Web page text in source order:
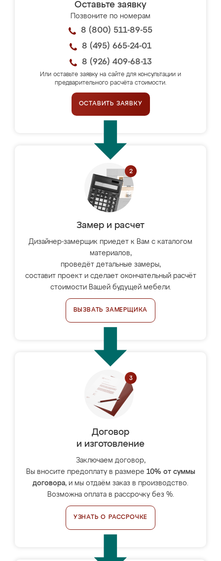
Оставьте заявку
Позвоните по номерам
8 (800) 511-89-55
8 (495) 665-24-01
8 (926) 409-68-13
Или оставьте заявку на сайте для консультации и
предварительного расчёта стоимости.
ОСТАВИТЬ ЗАЯВКУ
Замер и расчет
Дизайнер-замерщик приедет к Вам с каталогом
материалов,
проведёт детальные замеры,
составит проект и сделает окончательный расчёт
стоимости Вашей будущей мебели.
ВЫЗВАТЬ ЗАМЕРЩИКА
Договор
и изготовление
Заключаем договор,
Вы вносите предоплату в размере 10% от суммы
договора, и мы отдаём заказ в производство.
Возможна оплата в рассрочку без %.
УЗНАТЬ О РАССРОЧКЕ